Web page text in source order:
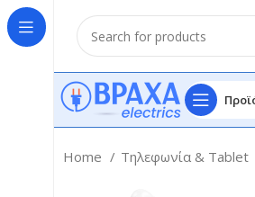
Home Τηλεφωνία & Tablet